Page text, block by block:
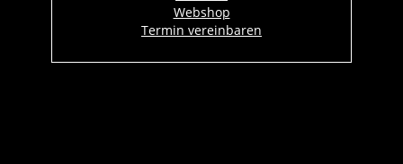
Webshop
Termin vereinbaren